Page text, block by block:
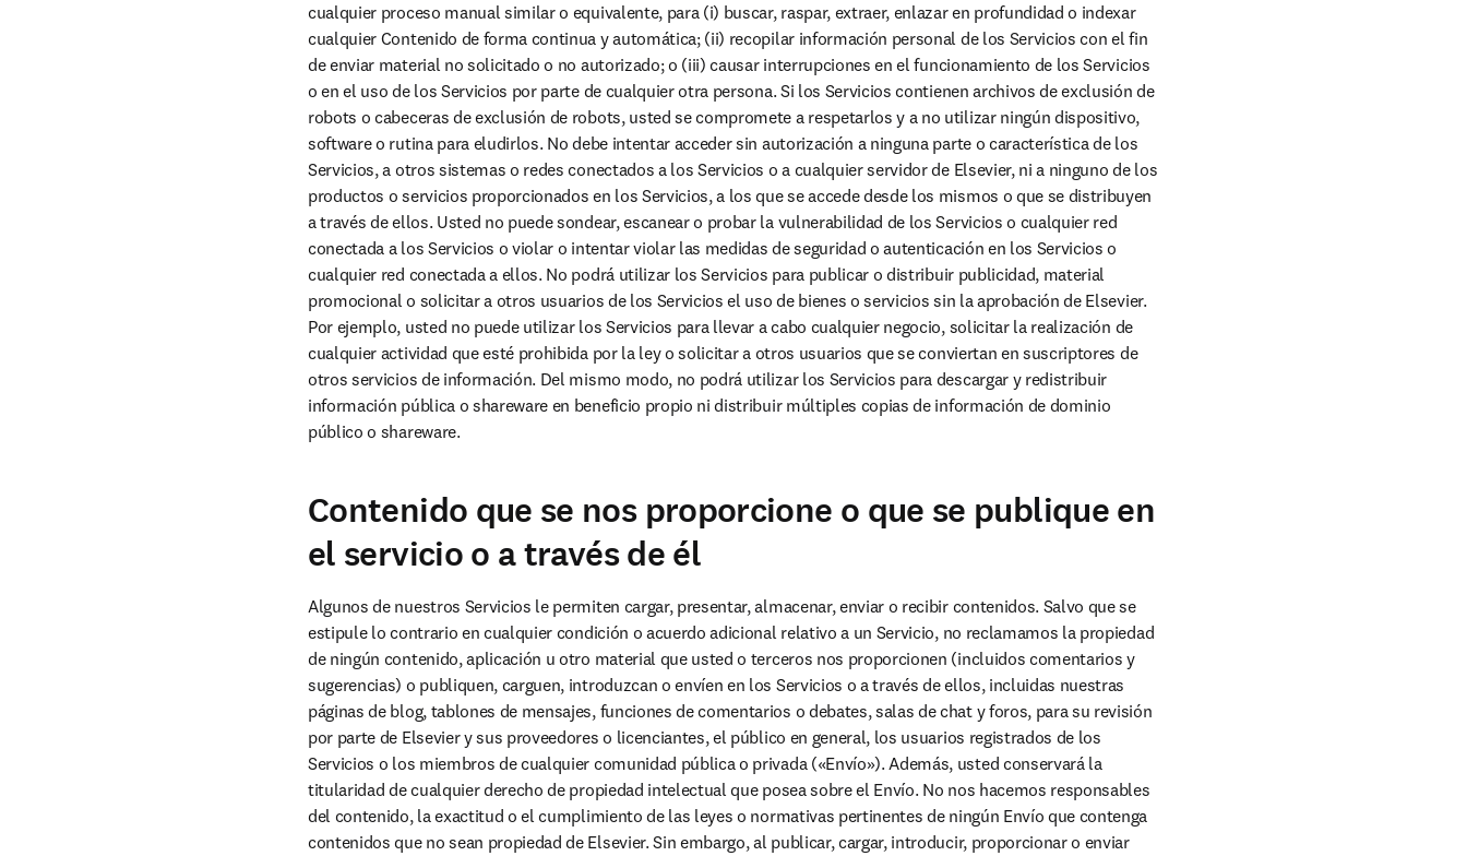
cualquier proceso manual similar o equivalente, para (i) buscar, raspar, extraer, enlazar en profundidad o indexar
cualquier Contenido de forma continua y automática; (ii) recopilar información personal de los Servicios con el fin
de enviar material no solicitado o no autorizado; o (iii) causar interrupciones en el funcionamiento de los Servicios
o en el uso de los Servicios por parte de cualquier otra persona. Si los Servicios contienen archivos de exclusión de
robots o cabeceras de exclusión de robots, usted se compromete a respetarlos y a no utilizar ningún dispositivo,
software o rutina para eludirlos. No debe intentar acceder sin autorización a ninguna parte o característica de los
Servicios, a otros sistemas o redes conectados a los Servicios o a cualquier servidor de Elsevier, ni a ninguno de los
productos o servicios proporcionados en los Servicios, a los que se accede desde los mismos o que se distribuyen
a través de ellos. Usted no puede sondear, escanear o probar la vulnerabilidad de los Servicios o cualquier red
conectada a los Servicios o violar o intentar violar las medidas de seguridad o autenticación en los Servicios o
cualquier red conectada a ellos. No podrá utilizar los Servicios para publicar o distribuir publicidad, material
promocional o solicitar a otros usuarios de los Servicios el uso de bienes o servicios sin la aprobación de Elsevier.
Por ejemplo, usted no puede utilizar los Servicios para llevar a cabo cualquier negocio, solicitar la realización de
cualquier actividad que esté prohibida por la ley o solicitar a otros usuarios que se conviertan en suscriptores de
otros servicios de información. Del mismo modo, no podrá utilizar los Servicios para descargar y redistribuir
información pública o shareware en beneficio propio ni distribuir múltiples copias de información de dominio
público o shareware.
Contenido que se nos proporcione o que se publique en
el servicio o a través de él
Algunos de nuestros Servicios le permiten cargar, presentar, almacenar, enviar o recibir contenidos. Salvo que se
estipule lo contrario en cualquier condición o acuerdo adicional relativo a un Servicio, no reclamamos la propiedad
de ningún contenido, aplicación u otro material que usted o terceros nos proporcionen (incluidos comentarios y
sugerencias) o publiquen, carguen, introduzcan o envíen en los Servicios o a través de ellos, incluidas nuestras
páginas de blog, tablones de mensajes, funciones de comentarios o debates, salas de chat y foros, para su revisión
por parte de Elsevier y sus proveedores o licenciantes, el público en general, los usuarios registrados de los
Servicios o los miembros de cualquier comunidad pública o privada («Envío»). Además, usted conservará la
titularidad de cualquier derecho de propiedad intelectual que posea sobre el Envío. No nos hacemos responsables
del contenido, la exactitud o el cumplimiento de las leyes o normativas pertinentes de ningún Envío que contenga
contenidos que no sean propiedad de Elsevier. Sin embargo, al publicar, cargar, introducir, proporcionar o enviar